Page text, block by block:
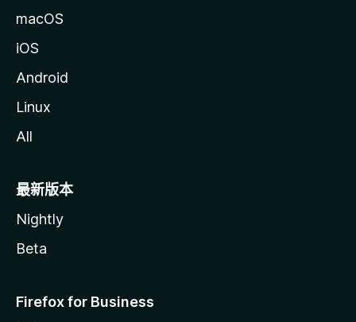
macOS
iOS
Android
Linux
All
最新版本
Nightly
Beta
Firefox for Business